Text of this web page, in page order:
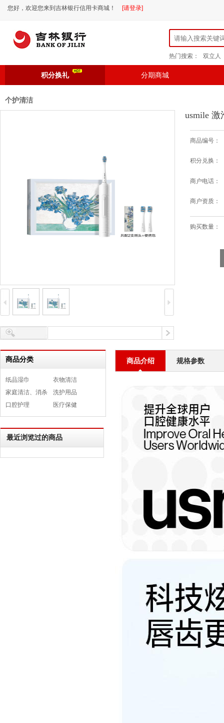
您好，欢迎您来到吉林银行信用卡商城！ [请登录]
热门搜索： 双立人
积分换礼 分期商城
个护清洁
usmile
商品编号：
积分兑换：
商户电话：
商户资质：
购买数量：
商品分类
纸品湿巾
衣物清洁
家庭清洁、消杀
洗护用品
口腔护理
医疗保健
最近浏览过的商品
商品介绍 规格参数